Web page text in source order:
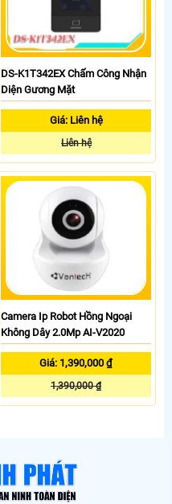
DS-K1T342EX Chấm Công Nhận
Diện Gương Mặt
Giá: Liên hệ
Liên hệ
Camera Ip Robot Hồng Ngoại
Không Dây 2.0Mp AI-V2020
Giá: 1,390,000 ₫
1,390,000 ₫